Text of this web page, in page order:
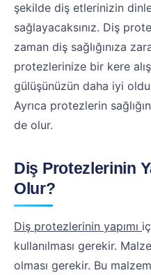
şekilde diş etlerinizin
sağlayacaksınız. Diş
zaman diş sağlığınıza
protezlerinize bir kere
gülüşünüzün daha iyi
Ayrıca protezlerin
de olur.
Diş Protezlerinin
Olur?
Diş protezlerinin yapımı
kullanılması gerekir.
olması gerekir. Bu